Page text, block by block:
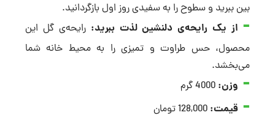
بین ببرید و سطوح را به سفیدی روز اول بازگردانید.
از یک رایحه‌ی دلنشین لذت ببرید: رایحه‌ی گل این
محصول، حس طراوت و تمیزی را به محیط خانه شما
می‌بخشد.
وزن:
قیمت: 128,000 تومان